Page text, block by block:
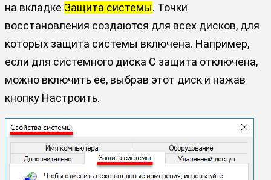
на вкладке Защита системы. Точки
восстановления создаются для всех дисков, для
которых защита системы включена. Например,
если для системного диска C защита отключена,
можно включить ее, выбрав этот диск и нажав
кнопку Настроить.